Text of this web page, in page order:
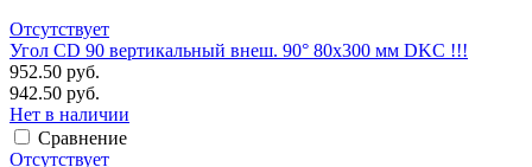
Отсутствует
Угол CD 90 вертикальный внеш. 90° 80х300 мм DKC !!!
952.50 руб.
942.50 руб.
Нет в наличии
Сравнение
Отсутствует